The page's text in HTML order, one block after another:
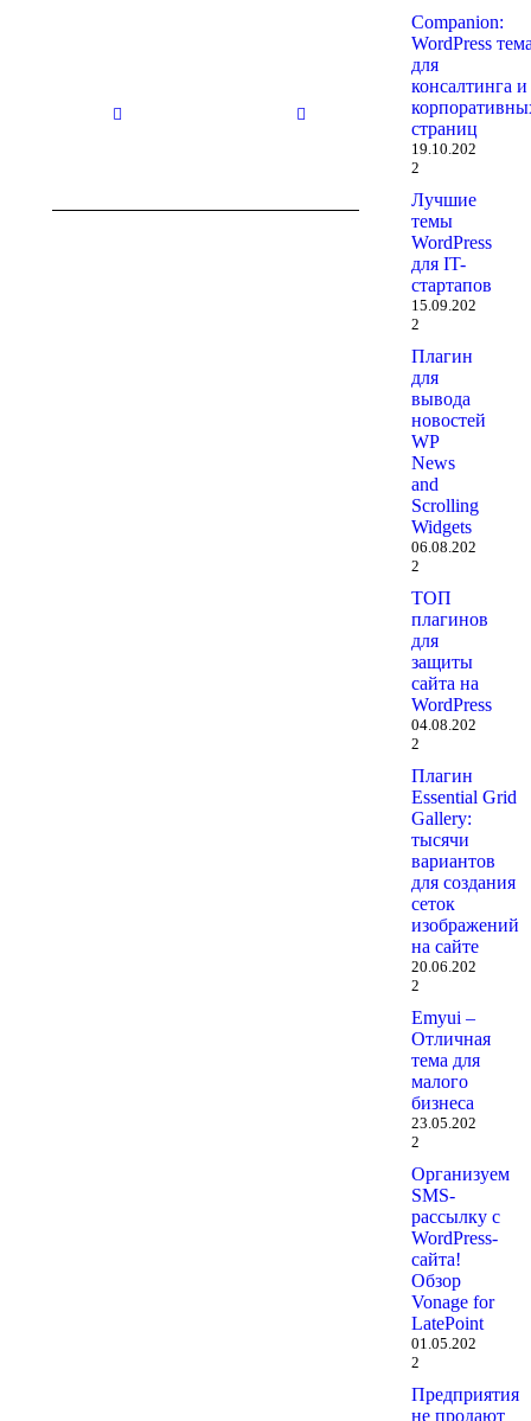
Нет
заголовка
29.10.2025
Companion:
WordPress
для
консалтинга и
страниц
19.10.202
2
Лучшие
темы
WordPress
для IT-
стартапов
15.09.202
2
Плагин
для
вывода
новостей
WP
News
and
Scrolling
Widgets
06.08.202
2
ТОП
плагинов
для
защиты
сайта на
WordPress
04.08.202
2
Плагин
Essential Grid
Gallery:
тысячи
вариантов
для создания
сеток
изображений
на сайте
20.06.202
2
Emyui –
Отличная
тема для
малого
бизнеса
23.05.202
2
Организуем
SMS-
рассылку с
WordPress-
сайта!
Обзор
Vonage for
LatePoint
01.05.202
2
Предприятия
не продают